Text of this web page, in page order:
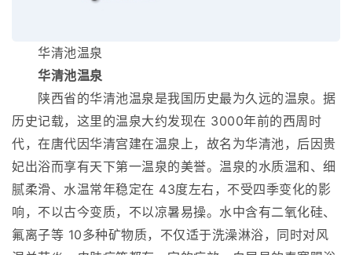
华清池温泉
华清池温泉
陕西省的华清池温泉是我国历史最为久远的温泉。据
历史记载，这里的温泉大约发现在 3000年前的西周时
代，在唐代因华清宫建在温泉上，故名为华清池，后因贵
妃出浴而享有天下第一温泉的美誉。温泉的水质温和、细
腻柔滑、水温常年稳定在 43度左右，不受四季变化的影
响，不以古今变质，不以凉暑易操。水中含有二氧化硅、
氟离子等 10多种矿物质，不仅适于洗澡淋浴，同时对风